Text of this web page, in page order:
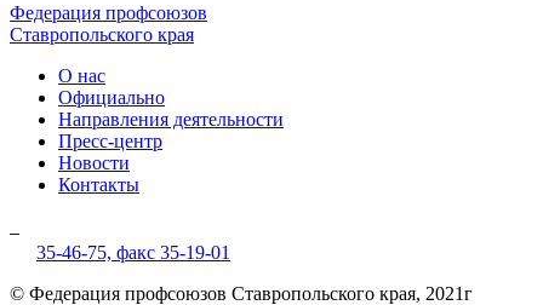
Федерация профсоюзов
Ставропольского края
О нас
Официально
Направления деятельности
Пресс-центр
Новости
Контакты
35-46-75, факс 35-19-01
© Федерация профсоюзов Ставропольского края, 2021г